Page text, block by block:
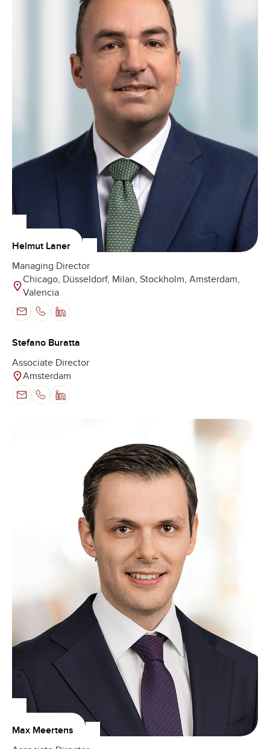
Helmut Laner
Managing Director
Chicago, Düsseldorf, Milan, Stockholm, Amsterdam,
Valencia
Stefano Buratta
Associate Director
Amsterdam
Max Meertens